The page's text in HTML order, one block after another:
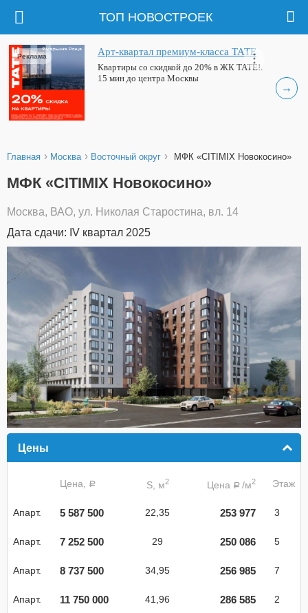
ТОП НОВОСТРОЕК
→
Арт-квартал премиум-класса ТАТЕ
Квартиры со скидкой до 20% в ЖК ТАТЕ!.
15 мин до центра Москвы
Реклама
Главная › Москва › Восточный округ › МФК «CITIMIX Новокосино»
МФК «CITIMIX Новокосино»
Москва, ВАО, ул. Николая Старостина, вл. 14
Дата сдачи: IV квартал 2025
Цены
Цена, a S, м2 Цена a /м2 Этаж
Апарт. 5 587 500 22,35 253 977 3
Апарт. 7 252 500 29 250 086 5
Апарт. 8 737 500 34,95 256 985 7
Апарт. 11 750 000 41,96 286 585 2